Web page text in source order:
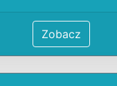
Zobacz